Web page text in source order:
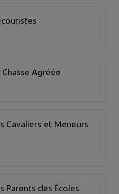
Agréée
Cavaliers et Meneurs
Parents des Écoles